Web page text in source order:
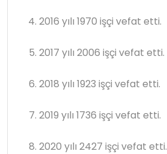
2016 yılı 1970 işçi vefat etti.
2017 yılı 2006 işçi vefat etti.
2018 yılı 1923 işçi vefat etti.
2019 yılı 1736 işçi vefat etti.
2020 yılı 2427 işçi vefat etti.